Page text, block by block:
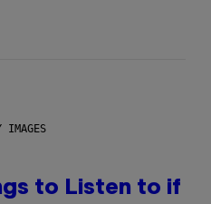
IMAGES
to Listen to if